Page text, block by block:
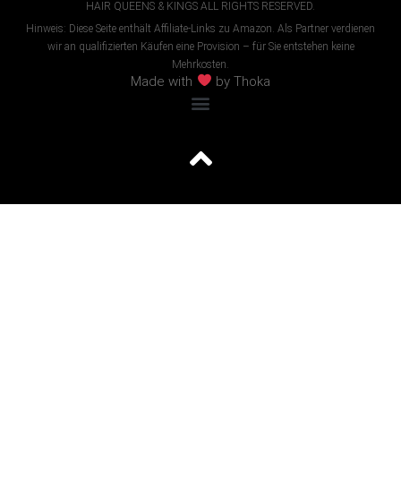
HAIR QUEENS & KINGS ALL RIGHTS RESERVED.
Hinweis: Diese Seite enthält Affiliate-Links zu Amazon. Als Partner verdienen
wir an qualifizierten Käufen eine Provision – für Sie entstehen keine
Mehrkosten.
Made with by Thoka